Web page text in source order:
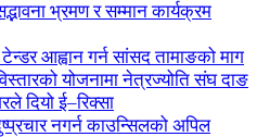
भ्रमण र सम्मान कार्यक्रम
आह्वान गर्न सांसद तामाङको माग
योजनामा नेत्रज्योति संघ दाङ
दियो ई–रिक्सा
नगर्न काउन्सिलको अपिल